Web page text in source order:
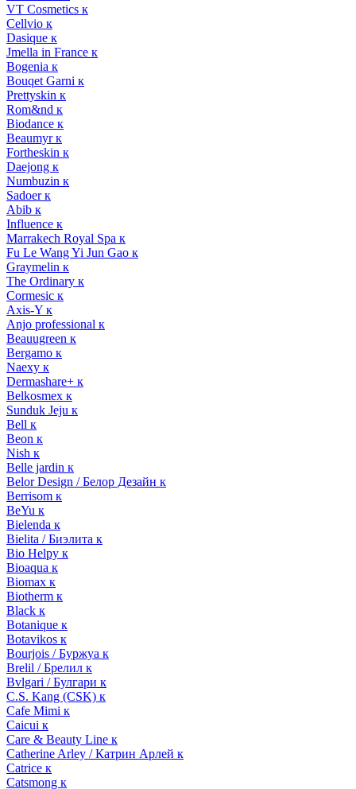
VT Cosmetics к
Cellvio к
Dasique к
Jmella in France к
Bogenia к
Bouqet Garni к
Prettyskin к
Rom&nd к
Biodance к
Beaumyr к
Fortheskin к
Daejong к
Numbuzin к
Sadoer к
Abib к
Influence к
Marrakech Royal Spa к
Fu Le Wang Yi Jun Gao к
Graymelin к
The Ordinary к
Cormesic к
Axis-Y к
Anjo professional к
Beauugreen к
Bergamo к
Naexy к
Dermashare+ к
Belkosmex к
Sunduk Jeju к
Bell к
Beon к
Nish к
Belle jardin к
Belor Design / Белор Дезайн к
Berrisom к
BeYu к
Bielenda к
Bielita / Биэлита к
Bio Helpy к
Bioaqua к
Biomax к
Biotherm к
Black к
Botanique к
Botavikos к
Bourjois / Буржуа к
Brelil / Брелил к
Bvlgari / Булгари к
C.S. Kang (CSK) к
Cafe Mimi к
Caicui к
Care & Beauty Line к
Catherine Arley / Катрин Арлей к
Catrice к
Catsmong к